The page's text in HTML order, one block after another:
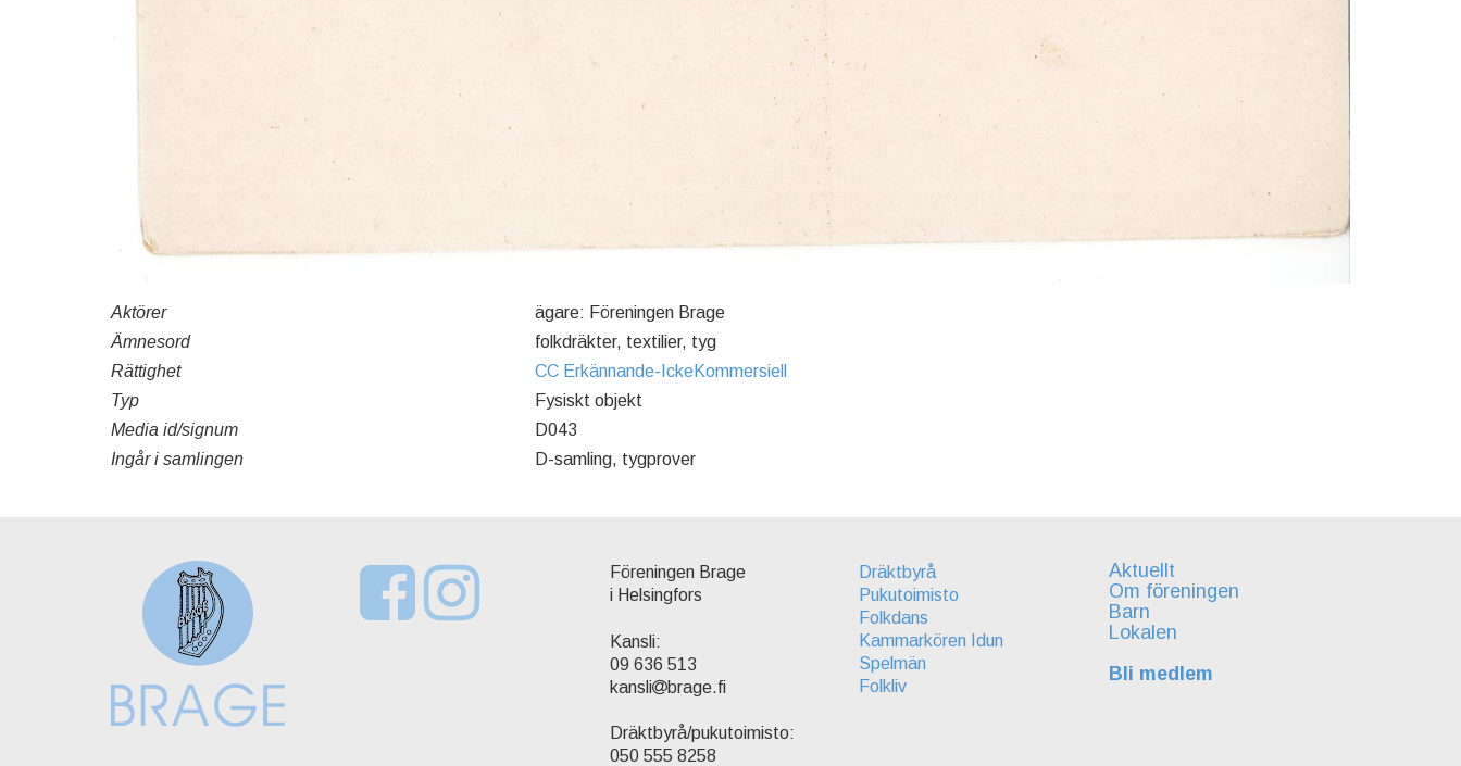
Aktörer
ägare: Föreningen Brage
Ämnesord
folkdräkter, textilier, tyg
Rättighet
CC Erkännande-IckeKommersiell
Typ
Fysiskt objekt
Media id/signum
D043
Ingår i samlingen
D-samling, tygprover
Föreningen Brage
i Helsingfors
Kansli:
09 636 513
kansli
brage.fi
Dräktbyrå/pukutoimisto:
050 555 8258
Dräktbyrå
Pukutoimisto
Folkdans
Kammarkören Idun
Spelmän
Folkliv
Aktuellt
Om föreningen
Barn
Lokalen
Bli medlem